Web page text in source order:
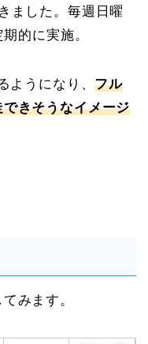
ました。毎週日曜
的に実施。
ようになり、フル
きそうなイメージ
みます。